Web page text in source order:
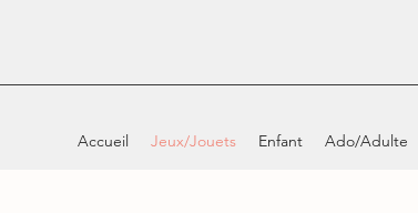
Accueil Jeux/Jouets Enfant Ado/Adulte